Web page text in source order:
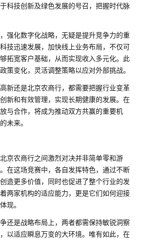
科技创新及绿色发展的号召，把握时代脉
强化数字化战略，无疑是提升竞争力的重
技迅速发展，加快线上业务布局，不仅可
拓宽客户基础，从而实现收入多元化。此
策变化，灵活调整策略以应对外部挑战。
新还是北京农商行，都需要把握行业变革
新和有效管理，实现长期健康的发展。在
与合作，将成为推动双方共赢的重要机
未来。
京农商行之间激烈对决并非简单零和游
在这场竞赛中，各自发挥特色，通过不断
造更多价值，同时也促进了整个行业的发
两家机构的适应能力，更是它们如何迎接
现。
还是战略布局上，两者都需保持敏锐洞察
以适应瞬息万变的大环境。唯有如此，在